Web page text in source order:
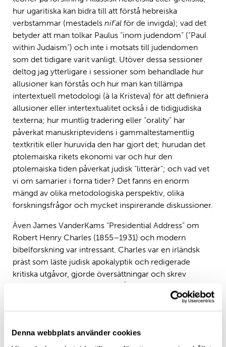
Denna webbplats använder cookies
hur ugaritiska kan bidra till att förstå hebreiska
verbstammar (mestadels nif’al för de invigda); vad det
betyder att man tolkar Paulus “inom judendom” (“Paul
within Judaism”) och inte i motsats till judendomen
som det tidigare varit vanligt. Utöver dessa sessioner
deltog jag ytterligare i sessioner som behandlade hur
allusioner kan förstås och hur man kan tillämpa
intertextuell metodologi (à la Kristeva) för att definiera
allusioner eller intertextualitet också i de tidigjudiska
texterna; hur muntlig tradering eller “orality” har
påverkat manuskriptevidens i gammaltestamentlig
textkritik eller huruvida den har gjort det; hurudan det
ptolemaiska rikets ekonomi var och hur den
ptolemaiska tiden påverkat judisk “litterär”; och vad vet
vi om samarier i forna tider? Det fanns en enorm
mängd av olika metodologiska perspektiv, olika
forskningsfrågor och mycket inspirerande diskussioner.
Även James VanderKams “Presidential Address” om
Robert Henry Charles (1855–1931) och modern
bibelforskning var intressant. Charles var en irländsk
präst som läste judisk apokalyptik och redigerade
kritiska utgåvor, gjorde översättningar och skrev
fortfarande hundra år senare stundvis är relevanta (till
han också många brister. En av bristerna är att han